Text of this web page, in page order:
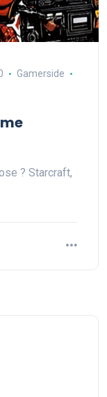
Gamerside
? Starcraft,